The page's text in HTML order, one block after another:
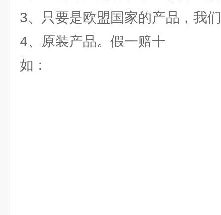
3、只要是欧盟国家的产品，我
4、原装产品。假一赔十
如：